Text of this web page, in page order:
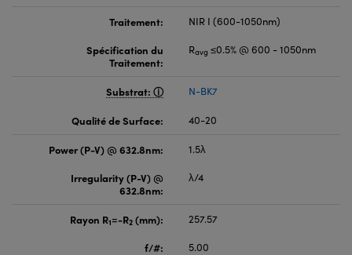
Traitement:
NIR I (600-1050nm)
Spécification du
Traitement:
Ravg ≤0.5% @ 600 - 1050nm
Substrat: N-BK7
Qualité de Surface: 40-20
Power (P-V) @ 632.8nm:
1.5λ
Irregularity (P-V) @
632.8nm:
λ/4
Rayon R1=-R2 (mm):
257.57
f/#:
5.00